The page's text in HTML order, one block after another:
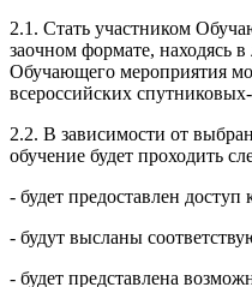
2.1. Стать участником
заочном формате, находясь
Обучающего мероприятия
всероссийских
2.2. В зависимости от
обучение будет проходить
- будет предоставлен
- будут высланы
- будет представлена